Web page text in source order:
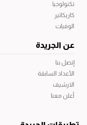
تكنولوجيا
كاريكاتير
الوفيات
عن الجريدة
إتصل بنا
الأعداد السابقة
الارشيف
أعلن معنا